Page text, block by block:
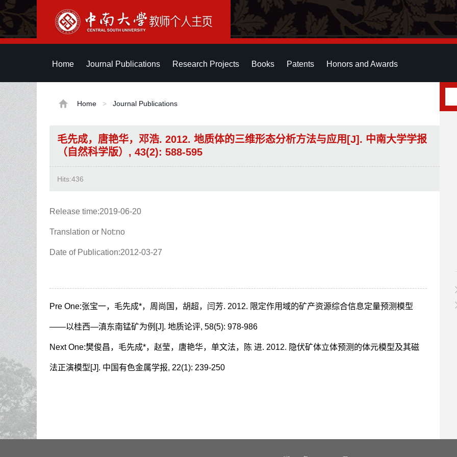
Home Journal Publications Research Projects Books Patents Honors and Awards
Home > Journal Publications
毛先成，唐艳华，邓浩. 2012. 地质体的三维形态分析方法与应用[J]. 中南大学学报
（自然科学版）, 43(2): 588-595
Hits:436
Release time:2019-06-20
Translation or Not:no
Date of Publication:2012-03-27
Pre One:张宝一，毛先成*，周尚国，胡超，闫芳. 2012. 限定作用域的矿产资源综合信息定量预测模型
——以桂西—滇东南锰矿为例[J]. 地质论评, 58(5): 978-986
Next One:樊俊昌，毛先成*，赵莹，唐艳华，单文法，陈 进. 2012. 隐伏矿体立体预测的体元模型及其磁
法正演模型[J]. 中国有色金属学报, 22(1): 239-250